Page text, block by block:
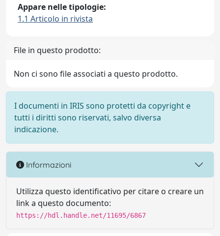
Appare nelle tipologie:
1.1 Articolo in rivista
File in questo prodotto:
Non ci sono file associati a questo prodotto.
I documenti in IRIS sono protetti da copyright e
tutti i diritti sono riservati, salvo diversa
indicazione.
Informazioni
Utilizza questo identificativo per citare o creare un
link a questo documento:
https://hdl.handle.net/11695/6867